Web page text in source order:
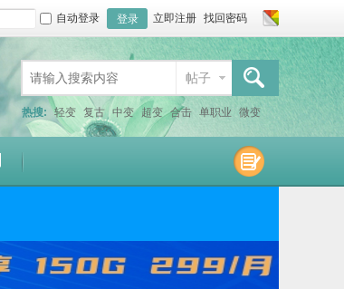
自动登录 登录 立即注册 找回密码
帖子
搜索
热搜: 轻变 复古 中变 超变 合击 单职业 微变
沉默